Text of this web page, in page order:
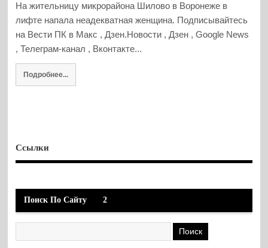
На жительницу микрорайона Шилово в Воронеже в
лифте напала неадекватная женщина. Подписывайтесь
на Вести ПК в Макс , Дзен.Новости , Дзен , Google News
, Телеграм-канал , Вконтакте...
Подробнее...
Ссылки
Поиск По Сайту 2